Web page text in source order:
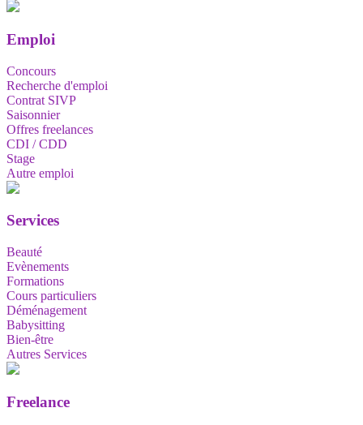
Emploi
Concours
Recherche d'emploi
Contrat SIVP
Saisonnier
Offres freelances
CDI / CDD
Stage
Autre emploi
Services
Beauté
Evènements
Formations
Cours particuliers
Déménagement
Babysitting
Bien-être
Autres Services
Freelance